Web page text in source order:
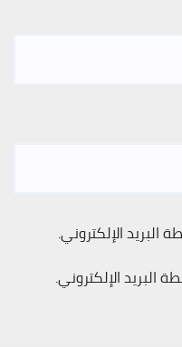
البريد الإلكتروني.
البريد الإلكتروني.